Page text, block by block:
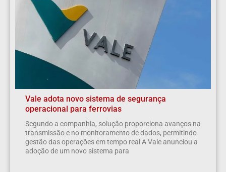
Vale adota novo sistema de segurança
operacional para ferrovias
Segundo a companhia, solução proporciona avanços na
transmissão e no monitoramento de dados, permitindo
gestão das operações em tempo real A Vale anunciou a
adoção de um novo sistema para